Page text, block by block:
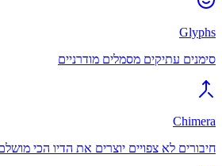
Glyphs
סימנים עתיקים מסמלים מודרניים
Chimera
חיבורים לא צפויים יוצרים את הדיו הכי מושלם